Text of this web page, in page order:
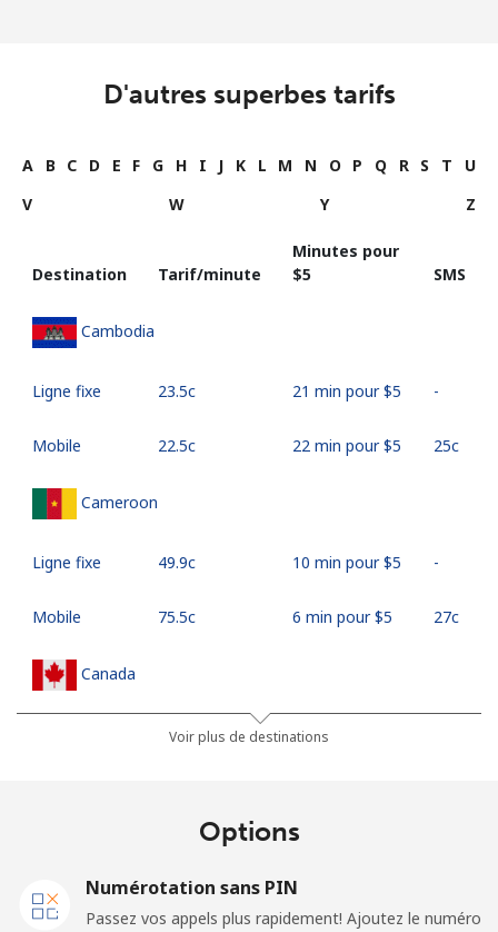
D'autres superbes tarifs
A B C D E F G H I J K L M N O P Q R S T
U
V
W Y Z
Destination Tarif/minute
Minutes pour
⁦$5⁩
SMS
Cambodia
Ligne fixe ⁦23.5c⁩ 21 min pour ⁦$5⁩ -
Mobile ⁦22.5c⁩ 22 min pour ⁦$5⁩ ⁦25c⁩
Cameroon
Ligne fixe ⁦49.9c⁩ 10 min pour ⁦$5⁩ -
Mobile ⁦75.5c⁩ 6 min pour ⁦$5⁩ ⁦27c⁩
Canada
⁦1.5c⁩
333 min pour
Voir plus de destinations
Options
Numérotation sans PIN
Passez vos appels plus rapidement! Ajoutez le numéro